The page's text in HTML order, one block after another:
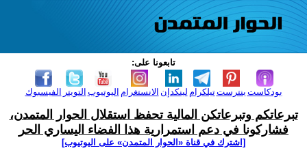
تابعونا على:
الفيسبوك التويتر اليوتيوب الانستغرام لينكدإن تيلكرامبنترست بودكاست
تبرعاتكم وتبرعاتكن المالية تحفظ استقلال الحوار المتمدن،
فشاركونا في دعم استمرارية هذا الفضاء اليساري الحر
[اشترك في قناة ‫«الحوار المتمدن» على اليوتيوب]